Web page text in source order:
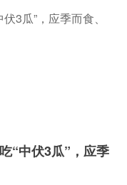
“中伏3瓜”，应季